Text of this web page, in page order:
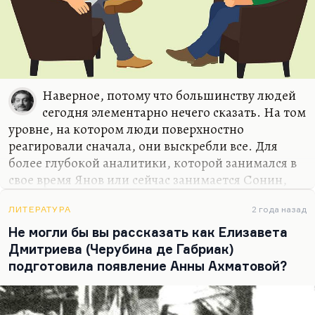
Наверное, потому что большинству людей
сегодня элементарно нечего сказать. На том
уровне, на котором люди поверхностно
реагировали сначала, они выскребли все. Для
более глубокой аналитики, которой занимался в
свое время Янов или сейчас занимается Сонин,
Десницкого, людям надо дорасти, воспитать
аудиторию. Людей, которые на это способны,
очень немного. То, что делает Шамолин,
например, профессиональный антрополог. Или
профессиональные социологи и экономисты,
богословы вроде Баумейстера. Для этого нужно
ЛИТЕРАТУРА 2 года назад
Не могли бы вы рассказать как Елизавета
Дмитриева (Черубина де Габриак)
подготовила появление Анны Ахматовой?